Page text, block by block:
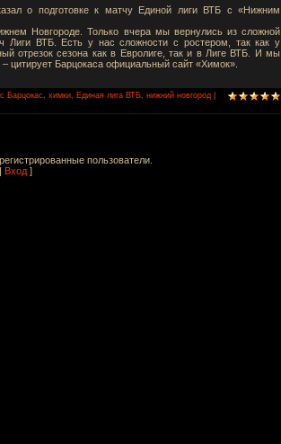
о подготовке к матчу Единой лиги ВТБ с «Нижним
Новгороде. Только вчера мы вернулись из сложной
Лиги ВТБ. Есть у нас сложности с ростером, так как у
отрезок сезона как в Евролиге, так и в Лиге ВТБ. И мы
цитирует Барцокаса официальный сайт «Химок».
Барцокас химки Единая лига ВТБ нижний новгород
пользователи.
Вход]